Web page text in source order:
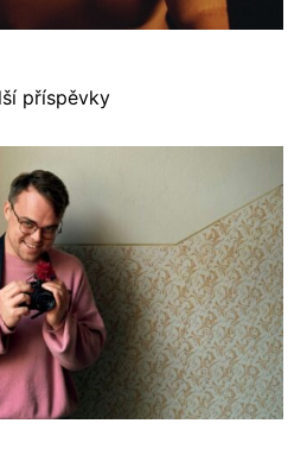
příspěvky